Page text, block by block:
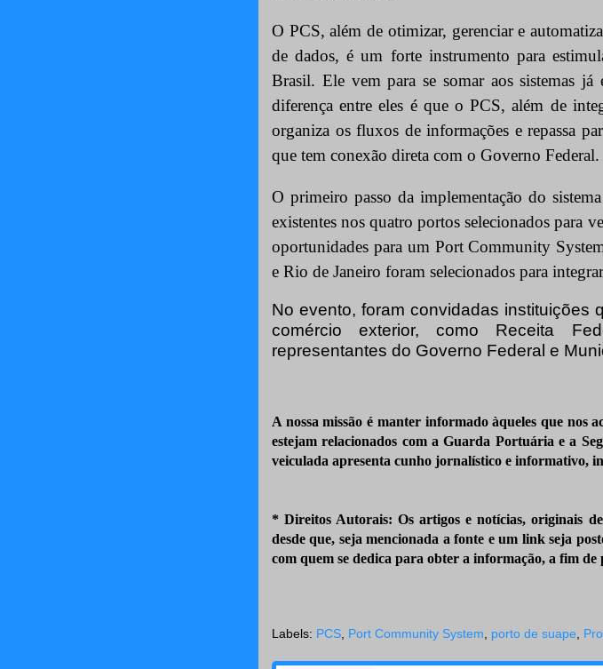
O PCS, além de otimizar, gerenciar e
de dados, é um forte instrumento para
Brasil. Ele vem para se somar aos sistemas
diferença entre eles é que o PCS, além de
organiza os fluxos de informações e repassa
que tem conexão direta com o Governo Federal.
O primeiro passo da implementação do
existentes nos quatro portos selecionados para
oportunidades para um Port Community
e Rio de Janeiro foram selecionados para
No evento, foram convidadas instituições
comércio exterior, como Receita
representantes do Governo Federal e
A nossa missão é manter informado àqueles que nos
estejam relacionados com a Guarda Portuária e a
veiculada apresenta cunho jornalístico e informativo,
* Direitos Autorais: Os artigos e notícias, originais
desde que, seja mencionada a fonte e um link seja
com quem se dedica para obter a informação, a fim
Labels: PCS Port Community System porto de suape